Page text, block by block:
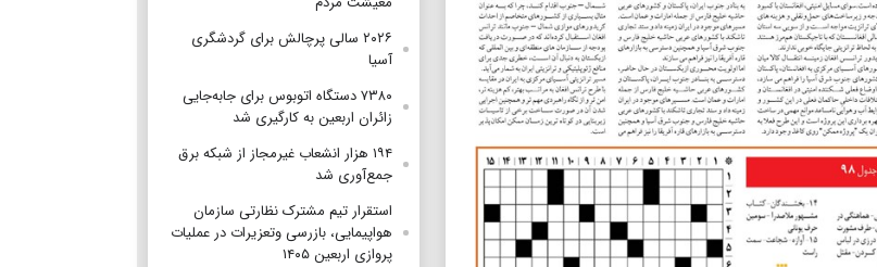
۲۰۲۶ سالی پرچالش برای گردشگری
آسیا
۷۳۸۰ دستگاه اتوبوس برای جابه‌جایی
زائران اربعین به‌ کارگیری شد
۱۹۴ هزار انشعاب غیرمجاز از شبکه برق
جمع‌آوری شد
استقرار تیم مشترک نظارتی سازمان
هواپیمایی، بازرسی وتعزیرات در عملیات
پروازی اربعین ۱۴۰۵